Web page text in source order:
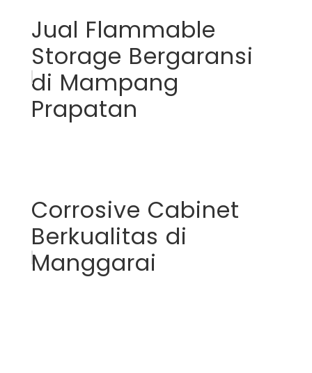
Jual Flammable
Storage Bergaransi
di Mampang
Prapatan
Corrosive Cabinet
Berkualitas di
Manggarai